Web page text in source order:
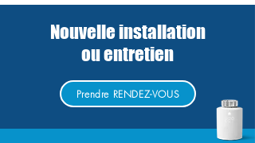
Nouvelle installation
ou entretien
Prendre RENDEZ-VOUS